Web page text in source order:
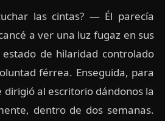
las cintas? — Él parecía
a ver una luz fugaz en sus
de hilaridad controlado
férrea. Enseguida, para
dirigió al escritorio dándonos la
dentro de dos semanas.